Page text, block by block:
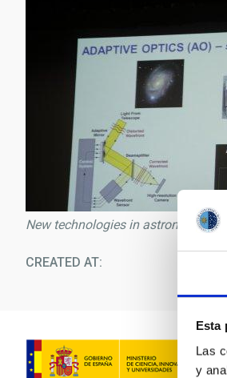
Esta
Las
y
New technologies in astronomy
CREATED AT